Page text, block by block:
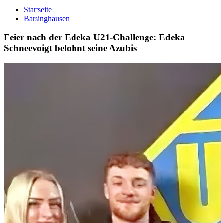
Startseite
Barsinghausen
Feier nach der Edeka U21-Challenge: Edeka
Schneevoigt belohnt seine Azubis